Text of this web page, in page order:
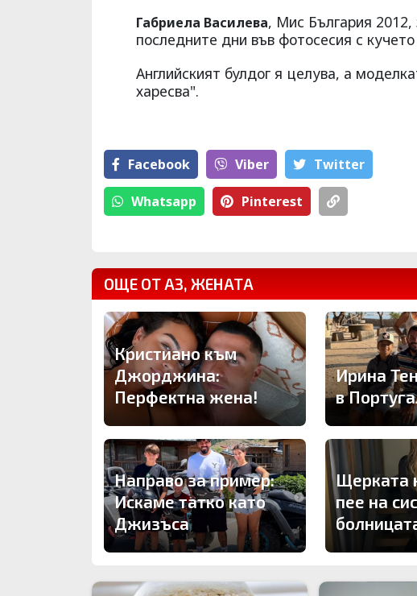
Габриела Василева, Мис България 2012,
последните дни във фотосесия с
Английският булдог я целува, а
харесва".
Facebook Viber Тwitter
Whatsapp Pinterest
ОЩЕ ОТ АЗ, ЖЕНАТА
Кристиано към
Джорджина:
Перфектна жена!
Ирина
в
Направо за пример:
Искаме татко като
Джизъса
Щерката
пее на